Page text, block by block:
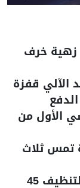
زهية خرف
الآلي قفزة
الأول من
ثلاث
صيد بحري: حملة وطنية لتنظيف 45